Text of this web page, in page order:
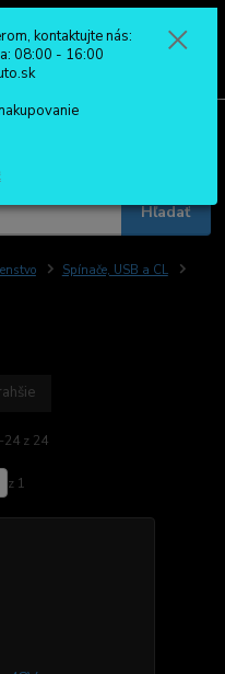
Hľadať
Spínače, USB a CL
z 24
z 1
kontaktujte nás:
08:00 - 16:00